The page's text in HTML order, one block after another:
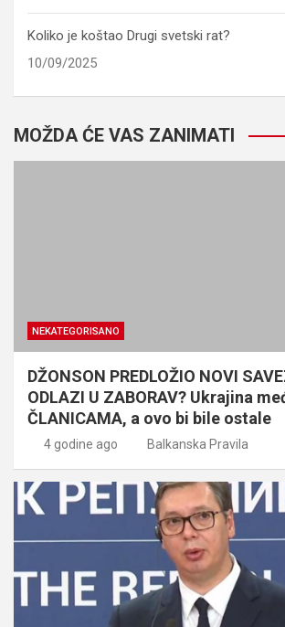
Koliko je koštao Drugi svetski rat?
10/09/2025
MOŽDA ĆE VAS ZANIMATI
NEKATEGORISANO
DŽONSON PREDLOŽIO NOVI
ODLAZI U ZABORAV? Ukrajina
ČLANICAMA, a ovo bi bile ostale
4 godine ago Balkanska Pravila